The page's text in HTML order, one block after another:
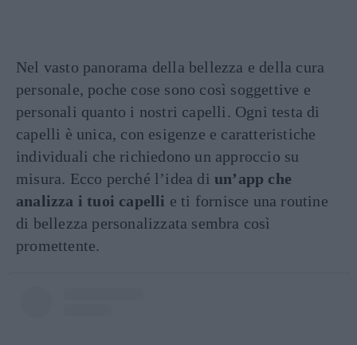
Nel vasto panorama della bellezza e della cura
personale, poche cose sono così soggettive e
personali quanto i nostri capelli. Ogni testa di
capelli è unica, con esigenze e caratteristiche
individuali che richiedono un approccio su
misura. Ecco perché l’idea di un’app che
analizza i tuoi capelli e ti fornisce una routine
di bellezza personalizzata sembra così
promettente.